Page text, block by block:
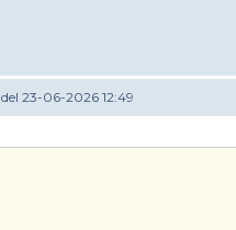
del 23-06-2026 12:49